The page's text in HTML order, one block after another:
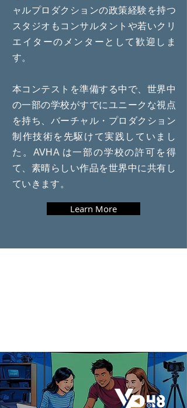
ャルプロダクションの政策経験を持つ
スタジオもコンサルタントや若いクリ
エイターのメンターとして歓迎しま
す。
本コンテストを準備する中で、世界中
の一部の学校がすでにユニークな視点
を持ち、バーチャル・プロダクション
制作技術を先駆けて実践していまし
た。AVHA は一部の学校の許可を得
て、素晴らしい作品を世界中に共有し
ていきます。
Learn More